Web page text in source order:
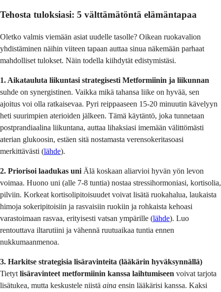
Tehosta tuloksiasi: 5 välttämätöntä elämäntapaa
Oletko valmis viemään asiat uudelle tasolle? Oikean ruokavalion
yhdistäminen näihin viiteen tapaan auttaa sinua näkemään parhaat
mahdolliset tulokset. Näin todella kiihdytät edistymistäsi.
1. Aikatauluta liikuntasi strategisesti Metformiinin ja liikunnan
suhde on synergistinen. Vaikka mikä tahansa liike on hyvää, sen
ajoitus voi olla ratkaisevaa. Pyri reippaaseen 15-20 minuutin kävelyyn
heti suurimpien aterioiden jälkeen. Tämä käytäntö, joka tunnetaan
postprandiaalina liikuntana, auttaa lihaksiasi imemään välittömästi
aterian glukoosin, estäen sitä nostamasta verensokeritasoasi
merkittävästi (lähde).
2. Priorisoi laadukas uni Älä koskaan aliarvioi hyvän yön levon
voimaa. Huono uni (alle 7-8 tuntia) nostaa stressihormoniasi, kortisolia,
pilviin. Korkeat kortisolipitoisuudet voivat lisätä ruokahalua, laukaista
himoja sokeripitoisiin ja rasvaisiin ruokiin ja rohkaista kehoasi
varastoimaan rasvaa, erityisesti vatsan ympärille (lähde). Luo
rentouttava iltarutiini ja vähennä ruutuaikaa tuntia ennen
nukkumaanmenoa.
3. Harkitse strategisia lisäravinteita (lääkärin hyväksynnällä)
Tietyt lisäravinteet metformiinin kanssa laihtumiseen voivat tarjota
lisätukea, mutta keskustele niistä aina ensin lääkärisi kanssa. Kaksi